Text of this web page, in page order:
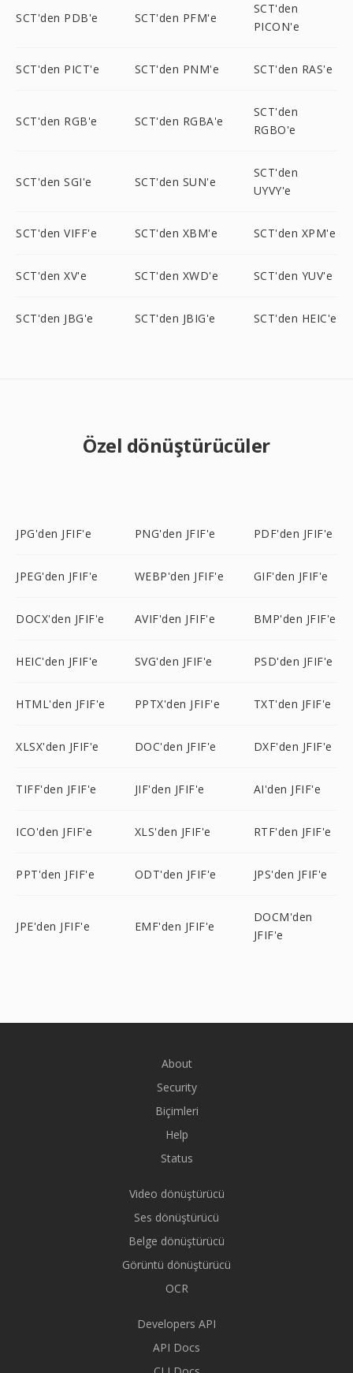
SCT'den PDB'e SCT'den PFM'e
SCT'den
PICON'e
SCT'den PICT'e SCT'den PNM'e SCT'den RAS'e
SCT'den RGB'e SCT'den RGBA'e
SCT'den
RGBO'e
SCT'den SGI'e SCT'den SUN'e
SCT'den
UYVY'e
SCT'den VIFF'e SCT'den XBM'e SCT'den XPM'e
SCT'den XV'e SCT'den XWD'e SCT'den YUV'e
SCT'den JBG'e SCT'den JBIG'e SCT'den HEIC'e
Özel dönüştürücüler
JPG'den JFIF'e PNG'den JFIF'e PDF'den JFIF'e
JPEG'den JFIF'e WEBP'den JFIF'e GIF'den JFIF'e
DOCX'den JFIF'e AVIF'den JFIF'e BMP'den JFIF'e
HEIC'den JFIF'e SVG'den JFIF'e PSD'den JFIF'e
HTML'den JFIF'e PPTX'den JFIF'e TXT'den JFIF'e
XLSX'den JFIF'e DOC'den JFIF'e DXF'den JFIF'e
TIFF'den JFIF'e JIF'den JFIF'e AI'den JFIF'e
ICO'den JFIF'e XLS'den JFIF'e RTF'den JFIF'e
PPT'den JFIF'e ODT'den JFIF'e JPS'den JFIF'e
JPE'den JFIF'e EMF'den JFIF'e
DOCM'den
JFIF'e
About
Security
Biçimleri
Help
Status
Video dönüştürücü
Ses dönüştürücü
Belge dönüştürücü
Görüntü dönüştürücü
OCR
Developers API
API Docs